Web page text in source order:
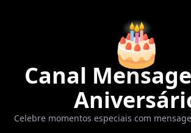
🎂
Canal
Celebre momentos especiais com